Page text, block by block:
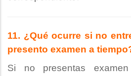
11. ¿Qué ocurre si no
presento examen a
Si no presentas